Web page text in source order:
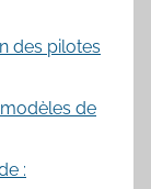
des pilotes
de
: